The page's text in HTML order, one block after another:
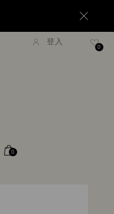
超過 NT$3300 即享免費快
登入
0
0